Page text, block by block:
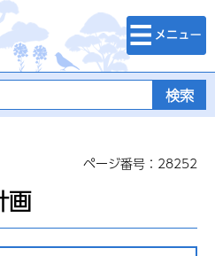
検索・メニュ
ー
ページ番号：28252
画